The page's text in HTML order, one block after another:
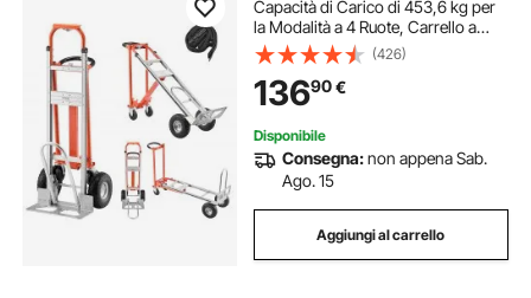
Capacità di Carico di 453,6 kg per
la Modalità a 4 Ruote, Carrello a
Mano Convertibile con Maniglia e
Ruote Antiscivolo per Traslochi di
Casa, Ufficio, Magazzino
(426)
13690€
Disponibile
Consegna:non appena Sab.
Ago. 15
Aggiungi al carrello